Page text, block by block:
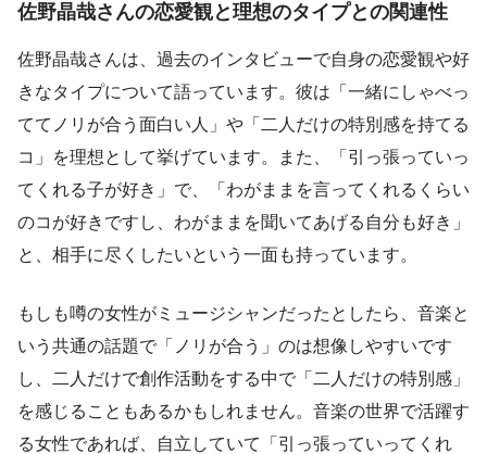
佐野晶哉さんの恋愛観と理想のタイプとの関連性
佐野晶哉さんは、過去のインタビューで自身の恋愛観や好
きなタイプについて語っています。彼は「一緒にしゃべっ
ててノリが合う面白い人」や「二人だけの特別感を持てる
コ」を理想として挙げています。また、「引っ張っていっ
てくれる子が好き」で、「わがままを言ってくれるくらい
のコが好きですし、わがままを聞いてあげる自分も好き」
と、相手に尽くしたいという一面も持っています。
もしも噂の女性がミュージシャンだったとしたら、音楽と
いう共通の話題で「ノリが合う」のは想像しやすいです
し、二人だけで創作活動をする中で「二人だけの特別感」
を感じることもあるかもしれません。音楽の世界で活躍す
る女性であれば、自立していて「引っ張っていってくれ